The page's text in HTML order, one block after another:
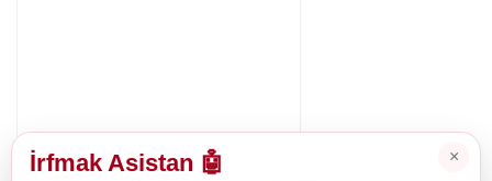
Pfaff
×
İrfmak Asistan 🤖